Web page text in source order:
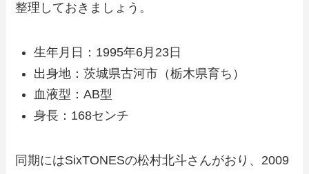
整理しておきましょう。
生年月日：1995年6月23日
出身地：茨城県古河市（栃木県育ち）
血液型：AB型
身長：168センチ
同期にはSixTONESの松村北斗さんがおり、2009